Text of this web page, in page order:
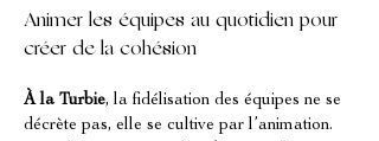
Animer les équipes au quotidien pour
créer de la cohésion
À la Turbie, la fidélisation des équipes ne se
décrète pas, elle se cultive par l’animation.